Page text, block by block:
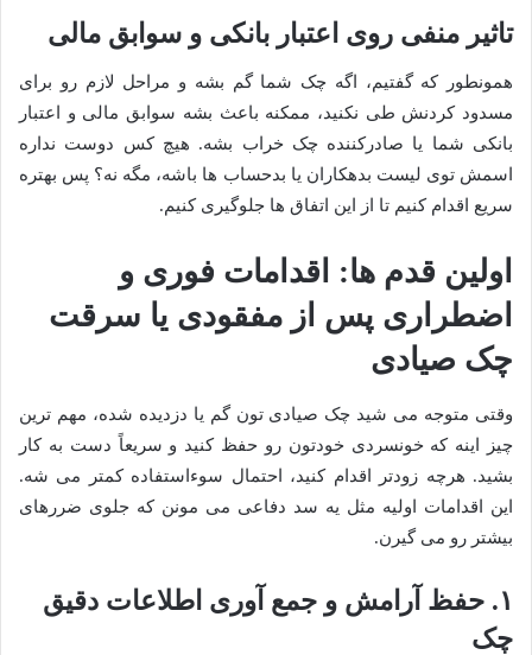
تاثیر منفی روی اعتبار بانکی و سوابق مالی
همونطور که گفتیم، اگه چک شما گم بشه و مراحل لازم رو برای
مسدود کردنش طی نکنید، ممکنه باعث بشه سوابق مالی و اعتبار
بانکی شما یا صادرکننده چک خراب بشه. هیچ کس دوست نداره
اسمش توی لیست بدهکاران یا بدحساب ها باشه، مگه نه؟ پس بهتره
سریع اقدام کنیم تا از این اتفاق ها جلوگیری کنیم.
اولین قدم ها: اقدامات فوری و
اضطراری پس از مفقودی یا سرقت
چک صیادی
وقتی متوجه می شید چک صیادی تون گم یا دزدیده شده، مهم ترین
چیز اینه که خونسردی خودتون رو حفظ کنید و سریعاً دست به کار
بشید. هرچه زودتر اقدام کنید، احتمال سوءاستفاده کمتر می شه.
این اقدامات اولیه مثل یه سد دفاعی می مونن که جلوی ضررهای
بیشتر رو می گیرن.
۱. حفظ آرامش و جمع آوری اطلاعات دقیق
چک